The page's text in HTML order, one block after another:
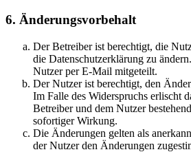
6. Änderungsvorbehalt
Der Betreiber ist berechtigt, die
die Datenschutzerklärung zu
Nutzer per E-Mail mitgeteilt.
Der Nutzer ist berechtigt, den
Im Falle des Widerspruchs erlischt
Betreiber und dem Nutzer
sofortiger Wirkung.
Die Änderungen gelten als
der Nutzer den Änderungen